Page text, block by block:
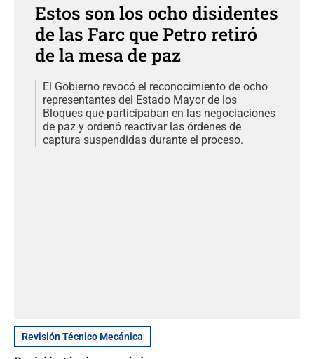
Estos son los ocho disidentes
de las Farc que Petro retiró
de la mesa de paz
El Gobierno revocó el reconocimiento de ocho
representantes del Estado Mayor de los
Bloques que participaban en las negociaciones
de paz y ordenó reactivar las órdenes de
captura suspendidas durante el proceso.
Revisión Técnico Mecánica